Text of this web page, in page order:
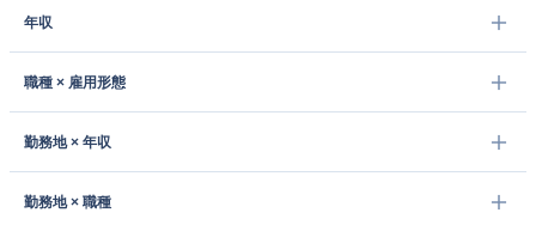
年収
職種 × 雇用形態
勤務地 × 年収
勤務地 × 職種